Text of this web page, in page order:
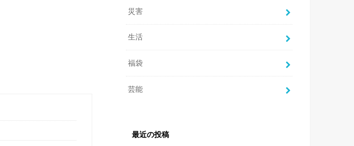
災害
生活
福袋
芸能
最近の投稿